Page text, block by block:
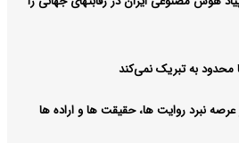
محدود به تبریک نمی‌کند
نبرد روایت ها، حقیقت ها و اراده ها